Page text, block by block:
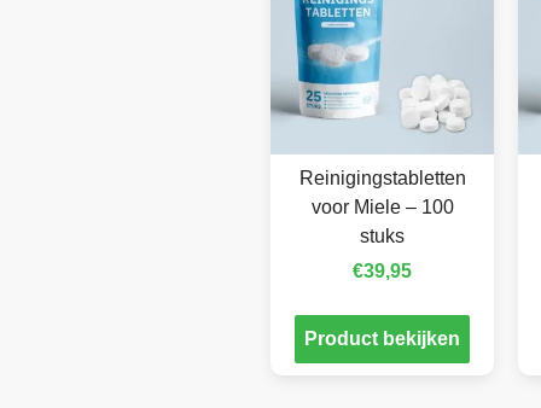
Reinigingstabletten
voor Miele – 100
stuks
€39,95
Product bekijken